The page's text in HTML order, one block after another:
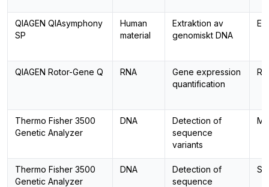
QIAGEN QIAsymphony
SP
Human
material
Extraktion av
genomiskt DNA
QIAGEN Rotor-Gene Q RNA
Gene expression
quantification
Thermo Fisher 3500
Genetic Analyzer
DNA
Detection of
sequence
variants
Thermo Fisher 3500
Genetic Analyzer
DNA
Detection of
sequence